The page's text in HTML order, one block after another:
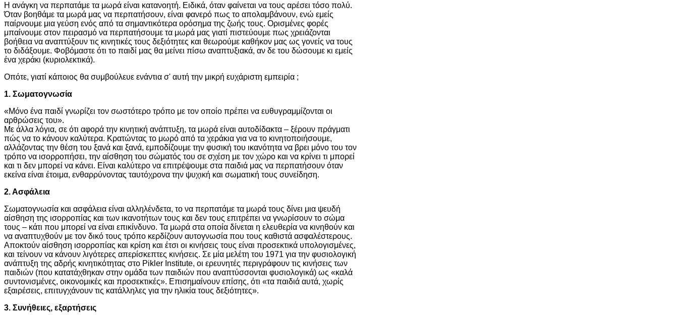
Η ανάγκη να περπατάμε τα μωρά είναι κατανοητή. Ειδικά, όταν φαίνεται να τους αρέσει τόσο πολύ.
Όταν βοηθάμε τα μωρά μας να περπατήσουν, είναι φανερό πως το απολαμβάνουν, ενώ εμείς
παίρνουμε μια γεύση ενός από τα σημαντικότερα ορόσημα της ζωής τους. Ορισμένες φορές
μπαίνουμε στον πειρασμό να περπατήσουμε τα μωρά μας γιατί πιστεύουμε πως χρειάζονται
βοήθεια να αναπτύξουν τις κινητικές τους δεξιότητες και θεωρούμε καθήκον μας ως γονείς να τους
το διδάξουμε. Φοβόμαστε ότι το παιδί μας θα μείνει πίσω αναπτυξιακά, αν δε του δώσουμε κι εμείς
ένα χεράκι (κυριολεκτικά).
Οπότε, γιατί κάποιος θα συμβούλευε ενάντια σ' αυτή την μικρή ευχάριστη εμπειρία ;
1. Σωματογνωσία
«Μόνο ένα παιδί γνωρίζει τον σωστότερο τρόπο με τον οποίο πρέπει να ευθυγραμμίζονται οι
αρθρώσεις του».
Με άλλα λόγια, σε ότι αφορά την κινητική ανάπτυξη, τα μωρά είναι αυτοδίδακτα – ξέρουν πράγματι
πώς να το κάνουν καλύτερα. Κρατώντας το μωρό από τα χεράκια για να το κινητοποιήσουμε,
αλλάζοντας την θέση του ξανά και ξανά, εμποδίζουμε την φυσική του ικανότητα να βρει μόνο του τον
τρόπο να ισορροπήσει, την αίσθηση του σώματός του σε σχέση με τον χώρο και να κρίνει τι μπορεί
και τι δεν μπορεί να κάνει. Είναι καλύτερο να επιτρέψουμε στα παιδιά μας να περπατήσουν όταν
εκείνα είναι έτοιμα, ενθαρρύνοντας ταυτόχρονα την ψυχική και σωματική τους συνείδηση.
2. Ασφάλεια
Σωματογνωσία και ασφάλεια είναι αλληλένδετα, το να περπατάμε τα μωρά τους δίνει μια ψευδή
αίσθηση της ισορροπίας και των ικανοτήτων τους και δεν τους επιτρέπει να γνωρίσουν το σώμα
τους – κάτι που μπορεί να είναι επικίνδυνο. Τα μωρά στα οποία δίνεται η ελευθερία να κινηθούν και
να αναπτυχθούν με τον δικό τους τρόπο κερδίζουν αυτογνωσία που τους καθιστά ασφαλέστερους.
Αποκτούν αίσθηση ισορροπίας και κρίση και έτσι οι κινήσεις τους είναι προσεκτικά υπολογισμένες,
και τείνουν να κάνουν λιγότερες απερίσκεπτες κινήσεις. Σε μία μελέτη του 1971 για την φυσιολογική
ανάπτυξη της αδρής κινητικότητας στο Pikler Institute, οι ερευνητές περιγράφουν τις κινήσεις των
παιδιών (που κατατάχθηκαν στην ομάδα των παιδιών που αναπτύσσονται φυσιολογικά) ως «καλά
συντονισμένες, οικονομικές και προσεκτικές». Επισημαίνουν επίσης, ότι «τα παιδιά αυτά, χωρίς
εξαιρέσεις, επιτυγχάνουν τις κατάλληλες για την ηλικία τους δεξιότητες».
3. Συνήθειες, εξαρτήσεις